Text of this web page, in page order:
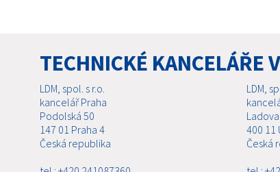
TECHNICKÉ KANCELÁŘE
LDM, spol. s r.o.
kancelář Praha
Podolská 50
147 01 Praha 4
Česká republika
LDM,
400 11
Česká